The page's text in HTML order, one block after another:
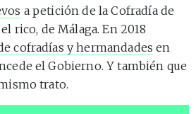
a petición de la Cofradía de
rico, de Málaga. En 2018
cofradías y hermandades en
el Gobierno. Y también que
trato.